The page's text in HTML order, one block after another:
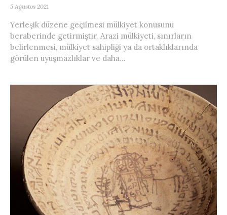
5 Ağustos 2021
Yerleşik düzene geçilmesi mülkiyet konusunu
beraberinde getirmiştir. Arazi mülkiyeti, sınırların
belirlenmesi, mülkiyet sahipliği ya da ortaklıklarında
görülen uyuşmazlıklar ve daha...